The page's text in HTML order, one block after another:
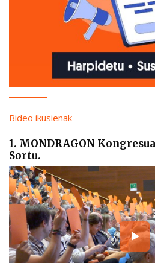
Bideo ikusienak
1. MONDRAGON
Sortu.